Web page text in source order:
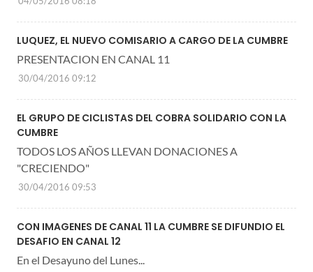
LUQUEZ, EL NUEVO COMISARIO A CARGO DE LA CUMBRE
PRESENTACION EN CANAL 11
30/04/2016 09:12
EL GRUPO DE CICLISTAS DEL COBRA SOLIDARIO CON LA
CUMBRE
TODOS LOS AÑOS LLEVAN DONACIONES A
"CRECIENDO"
30/04/2016 09:53
CON IMAGENES DE CANAL 11 LA CUMBRE SE DIFUNDIO EL
DESAFIO EN CANAL 12
En el Desayuno del Lunes...